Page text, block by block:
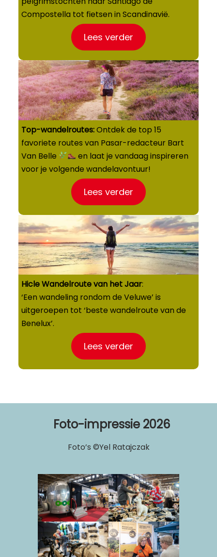
Compostella tot fietsen in Scandinavië.
Lees verder
Top-wandelroutes:Ontdek de top 15
favoriete routes van Pasar-redacteur Bart
Van Belle
en laat je vandaag inspireren
voor je volgende wandelavontuur!
Lees verder
HicleWandelroute van het Jaar:
‘Een wandeling rondom de Veluwe’ is
uitgeroepen tot ‘beste wandelroute van de
Benelux’.
Lees verder
Foto-impressie 2026
Foto’s ©Yel Ratajczak